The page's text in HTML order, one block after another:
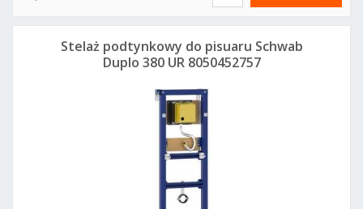
Stelaż podtynkowy do pisuaru Schwab
Duplo 380 UR 8050452757